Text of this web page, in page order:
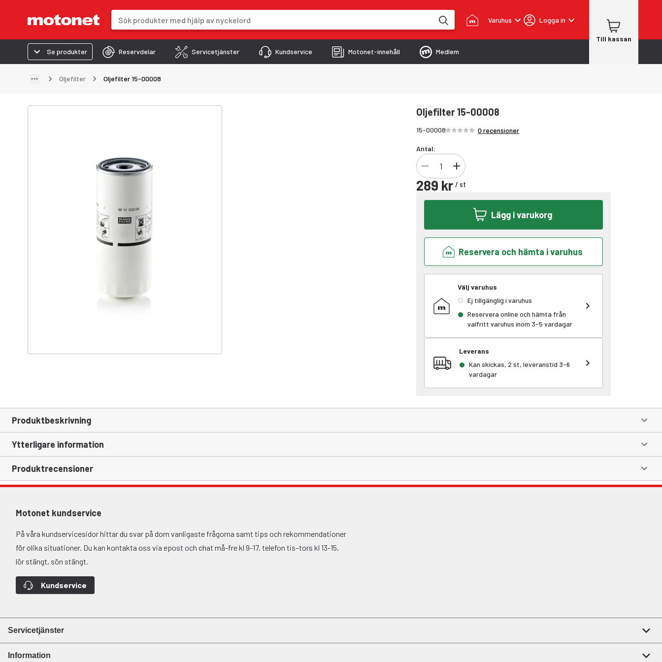
Varuhus Logga in
Till kassan
Se produkter
Reservdelar Servicetjänster Kundservice Motonet-innehåll Medlem
Oljefilter Oljefilter 15-00008
Oljefilter 15-00008
15-00008Betyg /5 stjärnor
0 recensioner
Antal:
289 kr / st
Lägg i varukorg
Reservera och hämta i varuhus
Välj varuhus
Ej tillgänglig i varuhus
Reservera online och hämta från
valfritt varuhus inom 3-5 vardagar
Leverans
Kan skickas, 2 st, leveranstid 3-6
vardagar
Produktbeskrivning
Ytterligare information
Produktrecensioner
Motonet kundservice
På våra kundservicesidor hittar du svar på dom vanligaste frågorna samt tips och rekommendationer
för olika situationer. Du kan kontakta oss via epost och chat må-fre kl 9-17, telefon tis–tors kl 13-15,
lör stängt, sön stängt.
Kundservice
Servicetjänster
Information